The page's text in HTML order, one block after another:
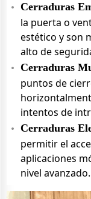
Cerraduras
la puerta o
estético y son
alto de
Cerraduras
puntos de
intentos de
Cerraduras
permitir el
aplicaciones
nivel avanzado.